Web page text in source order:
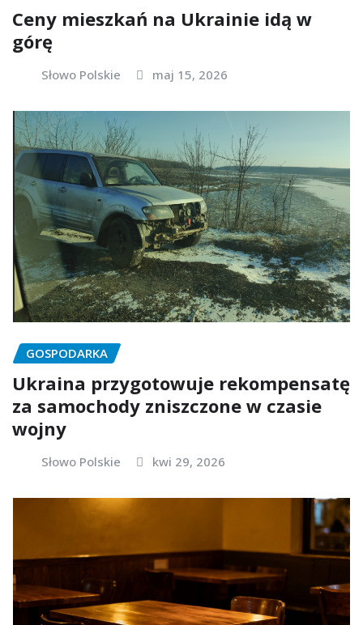
Ceny mieszkań na Ukrainie idą w
górę
Słowo Polskie maj 15, 2026
GOSPODARKA
Ukraina przygotowuje rekompensatę
za samochody zniszczone w czasie
wojny
Słowo Polskie kwi 29, 2026